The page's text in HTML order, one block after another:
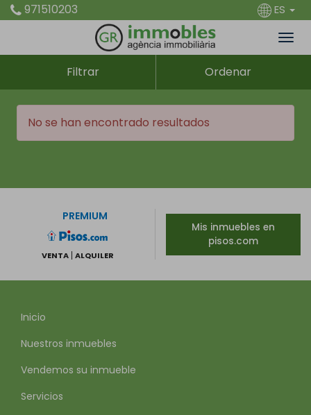
971510203 ES
Filtrar Ordenar
No se han encontrado resultados
PREMIUM
VENTA ALQUILER
Mis inmuebles en
pisos.com
Inicio
Nuestros inmuebles
Vendemos su inmueble
Servicios